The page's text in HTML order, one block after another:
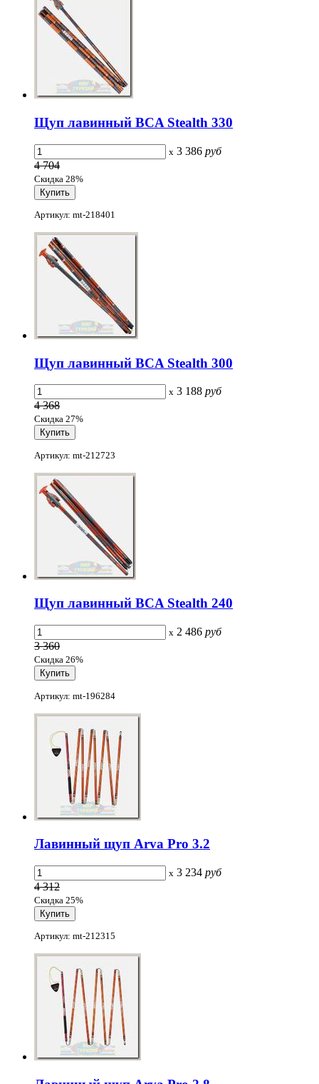
Щуп лавинный BCA Stealth 330
x 3 386 руб
4 704
Скидка 28%
Артикул: mt-218401
Щуп лавинный BCA Stealth 300
x 3 188 руб
4 368
Скидка 27%
Артикул: mt-212723
Щуп лавинный BCA Stealth 240
x 2 486 руб
3 360
Скидка 26%
Артикул: mt-196284
Лавинный щуп Arva Pro 3.2
x 3 234 руб
4 312
Скидка 25%
Артикул: mt-212315